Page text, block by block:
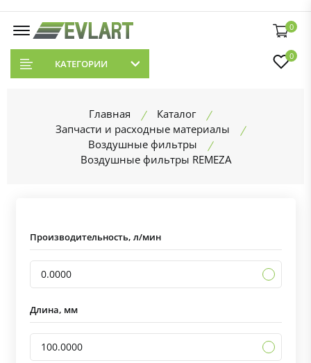
0
КАТЕГОРИИ
0
Главная
Каталог
Запчасти и расходные материалы
Воздушные фильтры
Воздушные фильтры REMEZA
Производительность, л/мин
0.0000
Длина, мм
100.0000